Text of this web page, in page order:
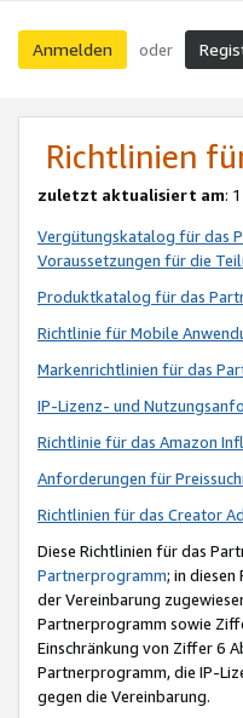
Anmelden oder
Richtlinien
zuletzt aktualisiert am:
Vergütungskatalog für das
Voraussetzungen für die
Produktkatalog für das
Richtlinie für Mobile
Markenrichtlinien für das
IP-Lizenz- und
Richtlinie für das Amazon
Anforderungen für
Richtlinien für das Creator
Diese Richtlinien für das
Partnerprogramm; in
der Vereinbarung
Partnerprogramm sowie
Einschränkung von Ziffer 6
Partnerprogramm, die IP-
gegen die Vereinbarung.